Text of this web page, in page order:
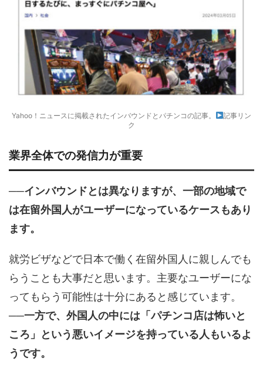
Yahoo！ニュースに掲載されたインバウンドとパチンコの記事。
記事リン
ク
業界全体での発信力が重要
──インバウンドとは異なりますが、一部の地域で
は在留外国人がユーザーになっているケースもあり
ます。
就労ビザなどで日本で働く在留外国人に親しんでも
らうことも大事だと思います。主要なユーザーにな
ってもらう可能性は十分にあると感じています。
──一方で、外国人の中には「パチンコ店は怖いと
ころ」という悪いイメージを持っている人もいるよ
うです。